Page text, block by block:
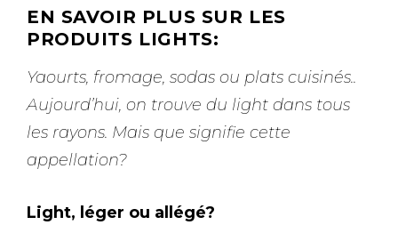
EN SAVOIR PLUS SUR LES
PRODUITS LIGHTS:
Yaourts, fromage, sodas ou plats cuisinés..
Aujourd’hui, on trouve du light dans tous
les rayons. Mais que signifie cette
appellation?
Light, léger ou allégé?